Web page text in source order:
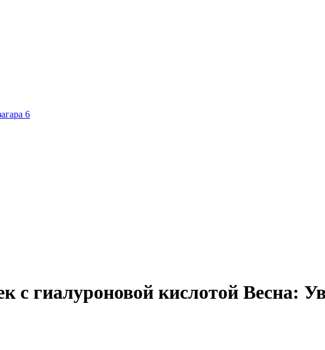
6
с гиалуроновой кислотой Весна: